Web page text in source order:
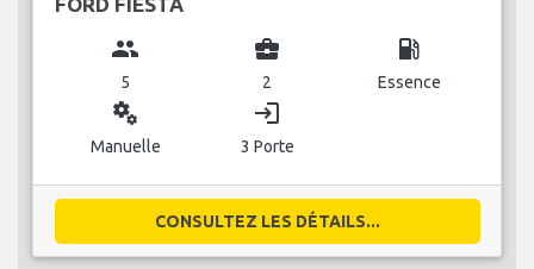
group
5
business_center
2
local_gas_station
Essence
miscellaneous_services
Manuelle
login
3 Porte
CONSULTEZ LES DÉTAILS...